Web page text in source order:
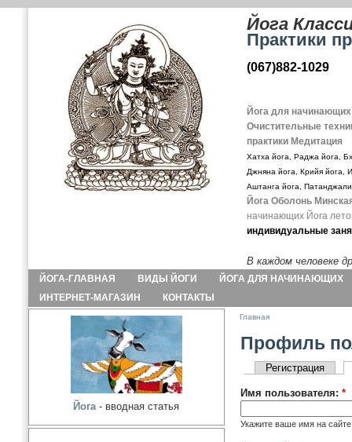
Йога
Практики
(067)882-1029
Йога для начинающих
Очистительные
практики Медитация
Хатха йога, Раджа йога,
Джняна йога, Крийя йога,
Аштанга йога, Патанджали
Йога Оболонь
начинающих Йога
индивидуальные
В каждом человеке
ЙОГА-ГЛАВНАЯ ВИДЫ ЙОГИ
ЙОГА ДЛЯ НАЧИНАЮЩИХ
ИНТЕРНЕТ-МАГАЗИН
КОНТАКТЫ
Йога - вводная статья
Главная
Профиль
Регистрация
Имя пользователя: *
Укажите ваше имя на